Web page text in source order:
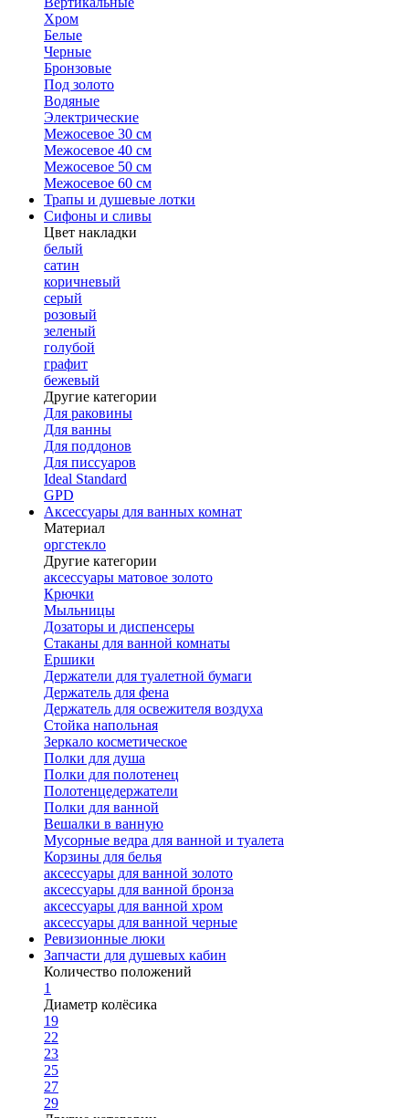
Хром
Белые
Черные
Бронзовые
Под золото
Водяные
Электрические
Межосевое 30 см
Межосевое 40 см
Межосевое 50 см
Межосевое 60 см
Трапы и душевые лотки
Сифоны и сливы
Цвет накладки
белый
сатин
коричневый
серый
розовый
зеленый
голубой
графит
бежевый
Другие категории
Для раковины
Для ванны
Для поддонов
Для писсуаров
Ideal Standard
GPD
Аксессуары для ванных комнат
Материал
оргстекло
Другие категории
аксессуары матовое золото
Крючки
Мыльницы
Дозаторы и диспенсеры
Стаканы для ванной комнаты
Ершики
Держатели для туалетной бумаги
Держатель для фена
Держатель для освежителя воздуха
Стойка напольная
Зеркало косметическое
Полки для душа
Полки для полотенец
Полотенцедержатели
Полки для ванной
Вешалки в ванную
Мусорные ведра для ванной и туалета
Корзины для белья
аксессуары для ванной золото
аксессуары для ванной бронза
аксессуары для ванной хром
аксессуары для ванной черные
Ревизионные люки
Запчасти для душевых кабин
Количество положений
1
Диаметр колёсика
19
22
23
25
27
29